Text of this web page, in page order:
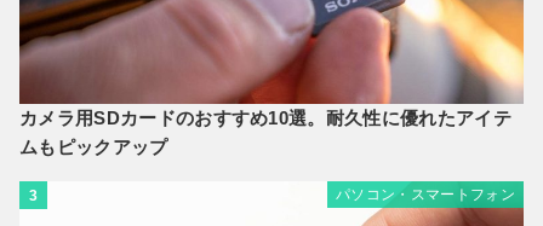
カメラ用SDカードのおすすめ10選。耐久性に優れたアイテ
ムもピックアップ
3 パソコン・スマートフォン